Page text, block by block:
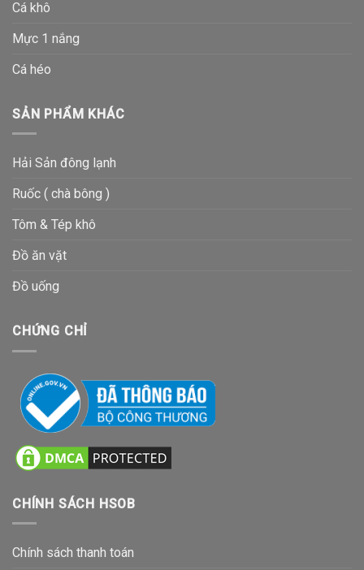
Cá khô
Mực 1 nắng
Cá héo
SẢN PHẨM KHÁC
Hải Sản đông lạnh
Ruốc ( chà bông )
Tôm & Tép khô
Đồ ăn vặt
Đồ uống
CHỨNG CHỈ
CHÍNH SÁCH HSOB
Chính sách thanh toán